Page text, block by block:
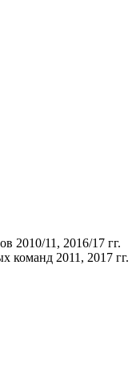
2010/11, 2016/17 гг.
команд 2011, 2017 гг.